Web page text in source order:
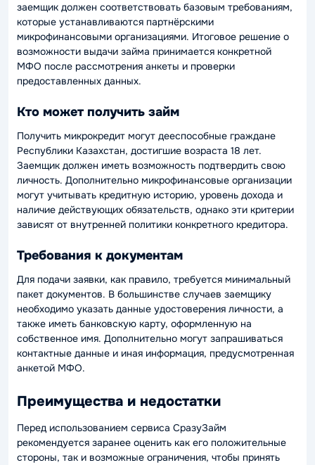
заемщик должен соответствовать базовым требованиям,
которые устанавливаются партнёрскими
микрофинансовыми организациями. Итоговое решение о
возможности выдачи займа принимается конкретной
МФО после рассмотрения анкеты и проверки
предоставленных данных.
Кто может получить займ
Получить микрокредит могут дееспособные граждане
Республики Казахстан, достигшие возраста 18 лет.
Заемщик должен иметь возможность подтвердить свою
личность. Дополнительно микрофинансовые организации
могут учитывать кредитную историю, уровень дохода и
наличие действующих обязательств, однако эти критерии
зависят от внутренней политики конкретного кредитора.
Требования к документам
Для подачи заявки, как правило, требуется минимальный
пакет документов. В большинстве случаев заемщику
необходимо указать данные удостоверения личности, а
также иметь банковскую карту, оформленную на
собственное имя. Дополнительно могут запрашиваться
контактные данные и иная информация, предусмотренная
анкетой МФО.
Преимущества и недостатки
Перед использованием сервиса СразуЗайм
рекомендуется заранее оценить как его положительные
стороны, так и возможные ограничения, чтобы принять